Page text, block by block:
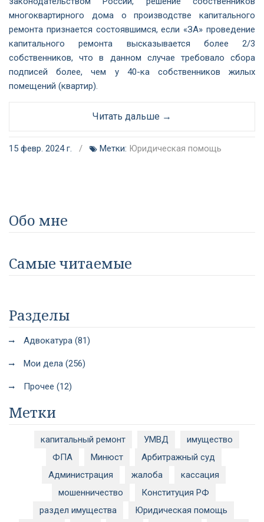
многоквартирного дома о производстве капитального
ремонта признается состоявшимся, если «ЗА» проведение
капитального ремонта высказывается более 2/3
собственников, что в данном случае требовало сбора
подписей более, чем у 40-ка собственников жилых
помещений (квартир).
Читать дальше →
15 февр. 2024 г. / Метки: Юридическая помощь
Обо мне
Самые читаемые
Разделы
Адвокатура (81)
Мои дела (256)
Прочее (12)
Метки
капитальный ремонт УМВД
имущество
ФПА
Минюст
Арбитражный суд
Администрация
жалоба
кассация
мошенничество
Конституция РФ
раздел имущества
Юридическая помощь